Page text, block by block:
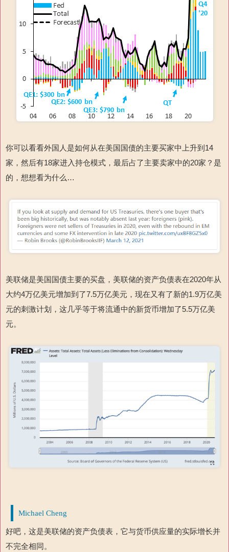
你可以看看外国人是如何从在美国国债的主要买家中上升到14
家，然后有18家进入持仓模式，最后占了主要卖家中的20家？是
的，想想看为什么…
美联储是美国国债主要的买盘，美联储的资产负债表在2020年从
大约4万亿美元增加到了7.5万亿美元，现在又有了新的1.9万亿美
元的刺激计划，这几乎等于将流通中的新货币增加了5.5万亿美
元。
Michael Cheng
好吧，这是美联储的资产负债表，它与货币供应量的实际增长并
不完全相同。